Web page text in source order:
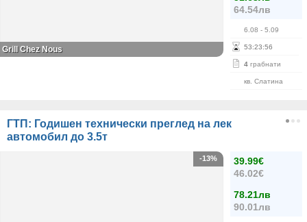
64.54лв
6.08 - 5.09
53:23:56
4 грабнати
кв. Слатина
Grill Chez Nous
ГТП: Годишен технически преглед на лек
автомобил до 3.5т
39.99€
46.02€
78.21лв
90.01лв
-13%